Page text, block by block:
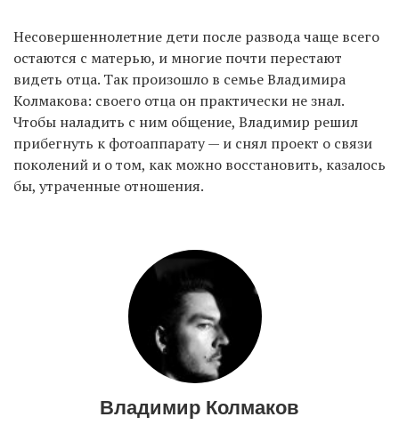
Несовершеннолетние дети после развода чаще всего
остаются с матерью, и многие почти перестают
видеть отца. Так произошло в семье Владимира
Колмакова: своего отца он практически не знал.
Чтобы наладить с ним общение, Владимир решил
прибегнуть к фотоаппарату — и снял проект о связи
поколений и о том, как можно восстановить, казалось
бы, утраченные отношения.
Владимир Колмаков